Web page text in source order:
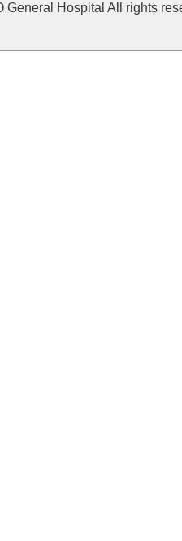
General Hospital All rights